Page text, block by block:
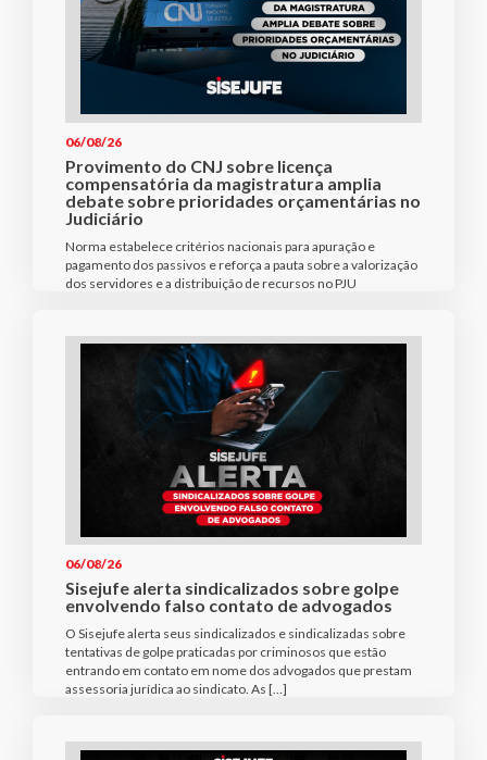
06/08/26
Provimento do CNJ sobre licença
compensatória da magistratura amplia
debate sobre prioridades orçamentárias no
Judiciário
Norma estabelece critérios nacionais para apuração e
pagamento dos passivos e reforça a pauta sobre a valorização
dos servidores e a distribuição de recursos no PJU
06/08/26
Sisejufe alerta sindicalizados sobre golpe
envolvendo falso contato de advogados
O Sisejufe alerta seus sindicalizados e sindicalizadas sobre
tentativas de golpe praticadas por criminosos que estão
entrando em contato em nome dos advogados que prestam
assessoria jurídica ao sindicato. As […]